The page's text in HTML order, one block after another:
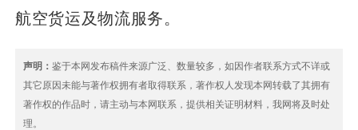
航空货运及物流服务。
声明：鉴于本网发布稿件来源广泛、数量较多，如因作者联系方式不详或
其它原因未能与著作权拥有者取得联系，著作权人发现本网转载了其拥有
著作权的作品时，请主动与本网联系，提供相关证明材料，我网将及时处
理。